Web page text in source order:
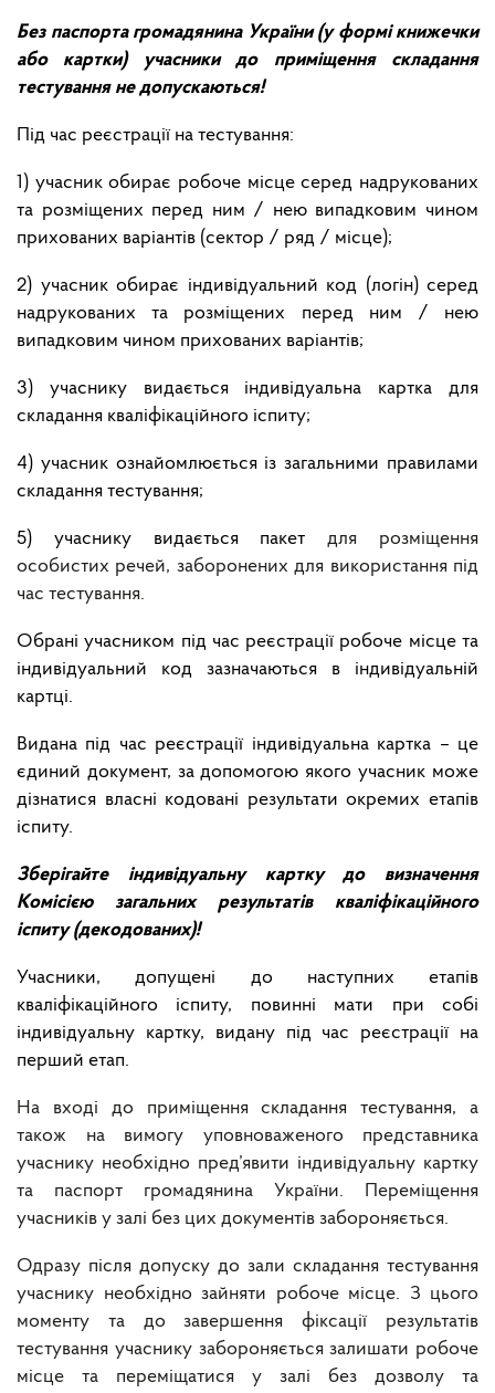
Без паспорта громадянина України (у формі книжечки
або картки) учасники до приміщення складання
тестування не допускаються!
Під час реєстрації на тестування:
1) учасник обирає робоче місце серед надрукованих
та розміщених перед ним / нею випадковим чином
прихованих варіантів (сектор / ряд / місце);
2) учасник обирає індивідуальний код (логін) серед
надрукованих та розміщених перед ним / нею
випадковим чином прихованих варіантів;
3) учаснику видається індивідуальна картка для
складання кваліфікаційного іспиту;
4) учасник ознайомлюється із загальними правилами
складання тестування;
5) учаснику видається пакетдля розміщення
особистих речей, заборонених для використання під
час тестування.
Обрані учасником під час реєстрації робоче місце та
індивідуальний код зазначаються в індивідуальній
картці.
Видана під час реєстрації індивідуальна картка – це
єдиний документ, за допомогою якого учасник може
дізнатися власні кодовані результати окремих етапів
іспиту.
Зберігайте індивідуальну картку до визначення
Комісією загальних результатів кваліфікаційного
іспиту (декодованих)!
Учасники, допущені до наступних етапів
кваліфікаційного іспиту, повинні мати при собі
індивідуальну картку, видану під час реєстрації на
перший етап.
На вході до приміщення складання тестування, а
також на вимогу уповноваженого представника
учаснику необхідно пред’явити індивідуальну картку
та паспорт громадянина України. Переміщення
учасників у залі без цих документів забороняється.
Одразу після допуску до зали складання тестування
учаснику необхідно зайняти робоче місце. З цього
моменту та до завершення фіксації результатів
тестування учаснику забороняється залишати робоче
місце та переміщатися у залі без дозволу та